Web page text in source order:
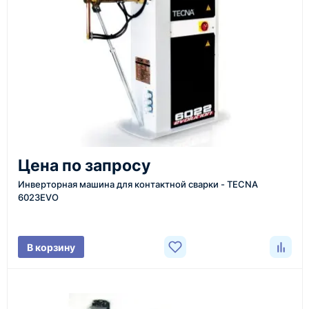
или через онлайн-форму запроса обратного звонка.
Казахстан и СНГ
доставка оборудования в разные города и
регионы
От 7–14 дней
средний срок доставки по большинству поставок
проверка товара перед отправкой клиенту
Документы
Цена по запросу
Инверторная машина для контактной сварки - TECNA
6023EVO
В корзину